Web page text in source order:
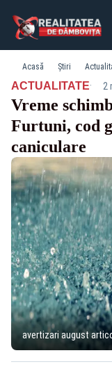
Acasă Știri
ACTUALITATE· 2
Vreme
Furtuni, cod
caniculare
avertizari august